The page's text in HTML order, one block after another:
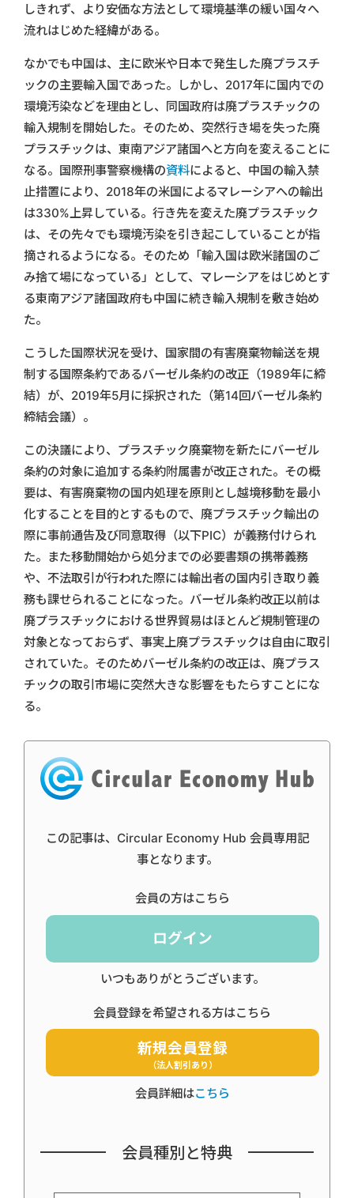
しきれず、より安価な方法として環境基準の緩い国々へ
流れはじめた経緯がある。
なかでも中国は、主に欧米や日本で発生した廃プラスチ
ックの主要輸入国であった。しかし、2017年に国内での
環境汚染などを理由とし、同国政府は廃プラスチックの
輸入規制を開始した。そのため、突然行き場を失った廃
プラスチックは、東南アジア諸国へと方向を変えることに
なる。国際刑事警察機構の資料によると、中国の輸入禁
止措置により、2018年の米国によるマレーシアへの輸出
は330%上昇している。行き先を変えた廃プラスチック
は、その先々でも環境汚染を引き起こしていることが指
摘されるようになる。そのため「輸入国は欧米諸国のご
み捨て場になっている」として、マレーシアをはじめとす
る東南アジア諸国政府も中国に続き輸入規制を敷き始め
た。
こうした国際状況を受け、国家間の有害廃棄物輸送を規
制する国際条約であるバーゼル条約の改正（1989年に締
結）が、2019年5月に採択された（第14回バーゼル条約
締結会議）。
この決議により、プラスチック廃棄物を新たにバーゼル
条約の対象に追加する条約附属書が改正された。その概
要は、有害廃棄物の国内処理を原則とし越境移動を最小
化することを目的とするもので、廃プラスチック輸出の
際に事前通告及び同意取得（以下PIC）が義務付けられ
た。また移動開始から処分までの必要書類の携帯義務
や、不法取引が行われた際には輸出者の国内引き取り義
務も課せられることになった。バーゼル条約改正以前は
廃プラスチックにおける世界貿易はほとんど規制管理の
対象となっておらず、事実上廃プラスチックは自由に取引
されていた。そのためバーゼル条約の改正は、廃プラス
チックの取引市場に突然大きな影響をもたらすことにな
る。
この記事は、Circular Economy Hub 会員専用記
事となります。
会員の方はこちら
ログイン
いつもありがとうございます。
会員登録を希望される方はこちら
新規会員登録
（法人割引あり）
会員詳細はこちら
会員種別と特典